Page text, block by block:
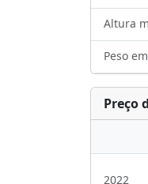
Altura
Peso
Preço
2022